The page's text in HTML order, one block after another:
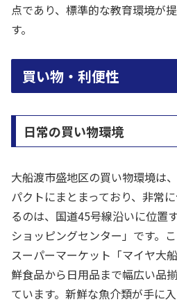
点であり、標準的な教育環境が
す。
買い物・利便性
日常の買い物環境
大船渡市盛地区の買い物環境は
パクトにまとまっており、非常
るのは、国道45号線沿いに位置
ショッピングセンター」です。
スーパーマーケット「マイヤ大
鮮食品から日用品まで幅広い品
ています。新鮮な魚介類が手に